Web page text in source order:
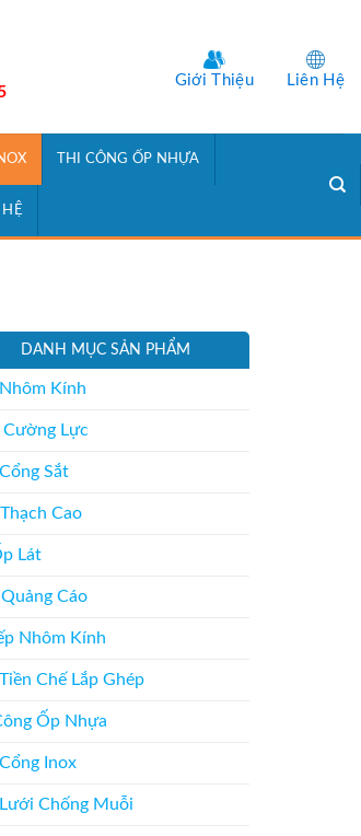
Giới Thiệu Liên Hệ
THI CÔNG ỐP NHỰA
HỆ
DANH MỤC SẢN PHẨM
Kính
Cường Lực
Sắt
Cao
Lát
Quảng Cáo
Nhôm Kính
Chế Lắp Ghép
Ốp Nhựa
Inox
Chống Muỗi